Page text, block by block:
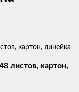
листов, картон,